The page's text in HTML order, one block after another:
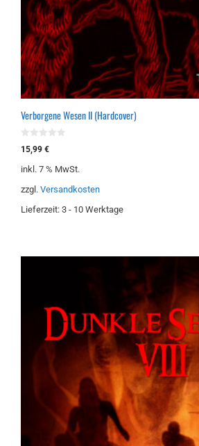
Verborgene Wesen II (Hardcover)
0
v
n
15,99 €
inkl. 7 % MwSt.
zzgl. Versandkosten
Lieferzeit: 3 - 10 Werktage